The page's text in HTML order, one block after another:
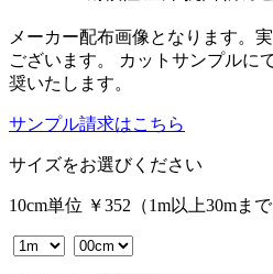
メーカー配布画像となります。
ございます。 カットサンプルに
奨いたします。
サンプル請求はこちら
サイズをお選びください
10cm単位 ￥352（1m以上30mまで